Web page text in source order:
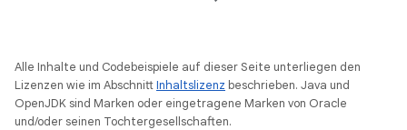
Alle Inhalte und Codebeispiele auf dieser Seite unterliegen den
Lizenzen wie im AbschnittInhaltslizenz beschrieben. Java und
OpenJDK sind Marken oder eingetragene Marken von Oracle
und/oder seinen Tochtergesellschaften.